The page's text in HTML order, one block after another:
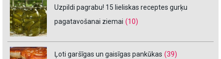
Uzpildi pagrabu! 15 lieliskas receptes gurķu
pagatavošanai ziemai (10)
Ļoti garšīgas un gaisīgas pankūkas (39)